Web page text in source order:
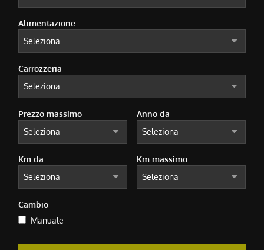
Alimentazione
Carrozzeria
Prezzo massimo Anno da
Km da Km massimo
Cambio
Manuale